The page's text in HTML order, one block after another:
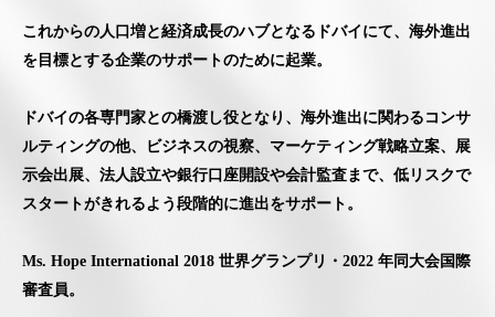
これからの人口増と経済成長のハブとなるドバイにて、海外進出
を目標とする企業のサポートのために起業。
ドバイの各専門家との橋渡し役となり、海外進出に関わるコンサ
ルティングの他、ビジネスの視察、マーケティング戦略立案、展
示会出展、法人設立や銀行口座開設や会計監査まで、低リスクで
スタートがきれるよう段階的に進出をサポート。
Ms. Hope International 2018 世界グランプリ・2022 年同大会国際
審査員。